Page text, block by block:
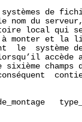
de
nom du
local qui
monter et la
le  système
accède
sixième champs